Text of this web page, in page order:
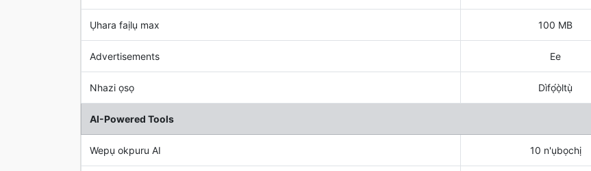
Ụhara faịlụ max 100 MB
Advertisements Ee
Nhazi ọsọ Dìfọ́ọ̀ltụ̀
AI-Powered Tools
Wepụ okpuru AI 10 n'ụbọchị